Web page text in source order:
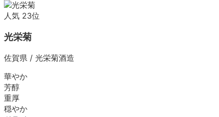
人気 23位
光栄菊
佐賀県 / 光栄菊酒造
華やか
芳醇
重厚
穏やか